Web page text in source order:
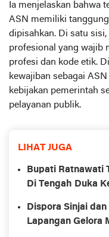
Ia menjelaskan bahwa
ASN memiliki
dipisahkan. Di satu
profesional yang wajib
profesi dan kode etik.
kewajiban sebagai
kebijakan pemerintah
pelayanan publik.
LIHAT JUGA
Bupati Ratnawati
Di Tengah Duka
Dispora Sinjai
Lapangan Gelora